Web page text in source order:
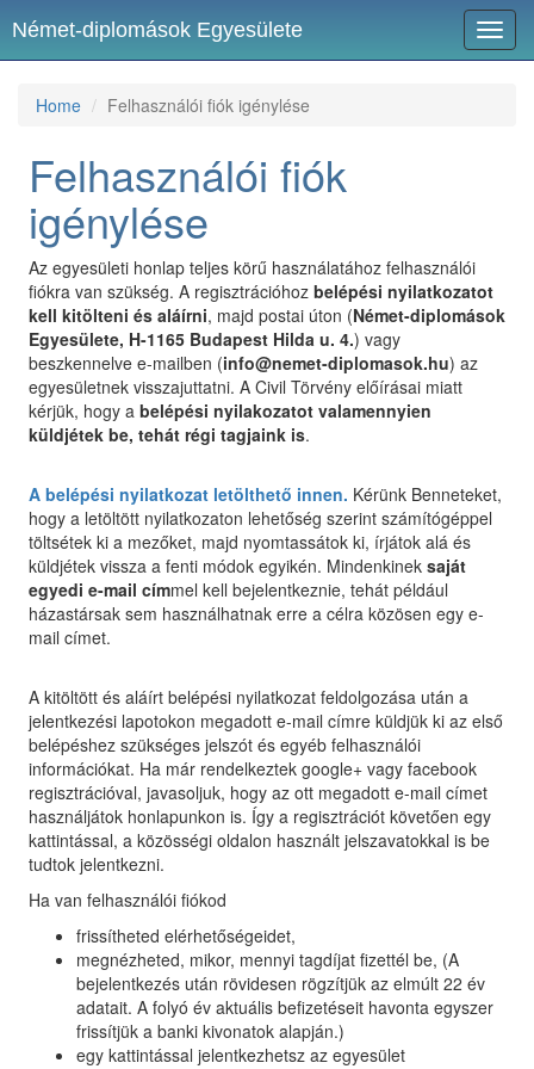
Német-diplomások Egyesülete
Home Felhasználói fiók igénylése
Felhasználói fiók
igénylése
Az egyesületi honlap teljes körű használatához felhasználói
fiókra van szükség. A regisztrációhoz belépési nyilatkozatot
kell kitölteni és aláírni, majd postai úton (Német-diplomások
Egyesülete, H-1165 Budapest Hilda u. 4.) vagy
beszkennelve e-mailben (info@nemet-diplomasok.hu) az
egyesületnek visszajuttatni. A Civil Törvény előírásai miatt
kérjük, hogy a belépési nyilakozatot valamennyien
küldjétek be, tehát régi tagjaink is.
A belépési nyilatkozat letölthető innen. Kérünk Benneteket,
hogy a letöltött nyilatkozaton lehetőség szerint számítógéppel
töltsétek ki a mezőket, majd nyomtassátok ki, írjátok alá és
küldjétek vissza a fenti módok egyikén. Mindenkinek saját
egyedi e-mail címmel kell bejelentkeznie, tehát például
házastársak sem használhatnak erre a célra közösen egy e-
mail címet.
A kitöltött és aláírt belépési nyilatkozat feldolgozása után a
jelentkezési lapotokon megadott e-mail címre küldjük ki az első
belépéshez szükséges jelszót és egyéb felhasználói
információkat. Ha már rendelkeztek google+ vagy facebook
regisztrációval, javasoljuk, hogy az ott megadott e-mail címet
használjátok honlapunkon is. Így a regisztrációt követően egy
kattintással, a közösségi oldalon használt jelszavatokkal is be
tudtok jelentkezni.
Ha van felhasználói fiókod
frissítheted elérhetőségeidet,
megnézheted, mikor, mennyi tagdíjat fizettél be, (A
bejelentkezés után rövidesen rögzítjük az elmúlt 22 év
adatait. A folyó év aktuális befizetéseit havonta egyszer
frissítjük a banki kivonatok alapján.)
egy kattintással jelentkezhetsz az egyesület